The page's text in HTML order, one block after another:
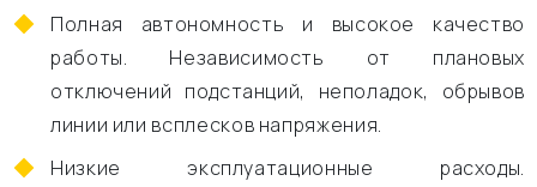
Полная автономность и высокое качество
работы. Независимость от плановых
отключений подстанций, неполадок, обрывов
линии или всплесков напряжения.
Низкие эксплуатационные расходы.